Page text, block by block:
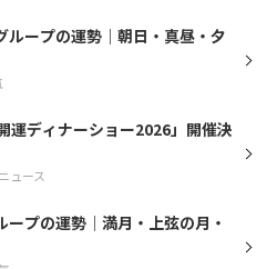
ループの運勢｜朝日・真昼・夕
運ディナーショー2026」開催決
ニュース
プの運勢｜満月・上弦の月・